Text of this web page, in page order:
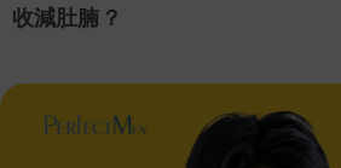
收減肚腩？